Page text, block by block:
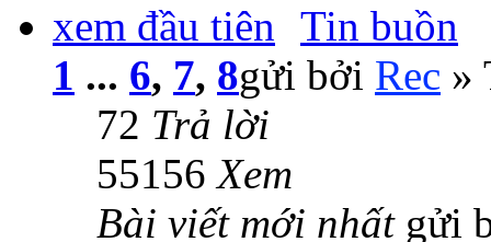
Tin buồn
1 ... 6, 7, 8gửi bởi Rec »
72 Trả lời
55156Xem
Bài viết mới nhất gửi